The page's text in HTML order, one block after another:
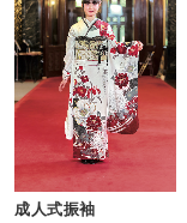
成人式振袖